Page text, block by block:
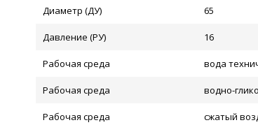
Диаметр (ДУ) 65
Давление (РУ) 16
Рабочая среда вода
Рабочая среда водно-
Рабочая среда сжатый